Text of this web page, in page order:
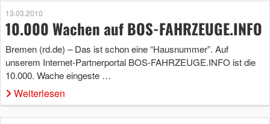
13.03.2010
10.000 Wachen auf BOS-FAHRZEUGE.INFO
Bremen (rd.de) – Das ist schon eine “Hausnummer”. Auf
unserem Internet-Partnerportal BOS-FAHRZEUGE.INFO ist die
10.000. Wache eingeste …
Weiterlesen